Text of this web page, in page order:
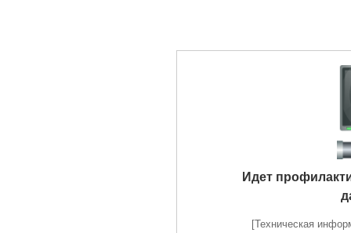
Идет
[Техническая